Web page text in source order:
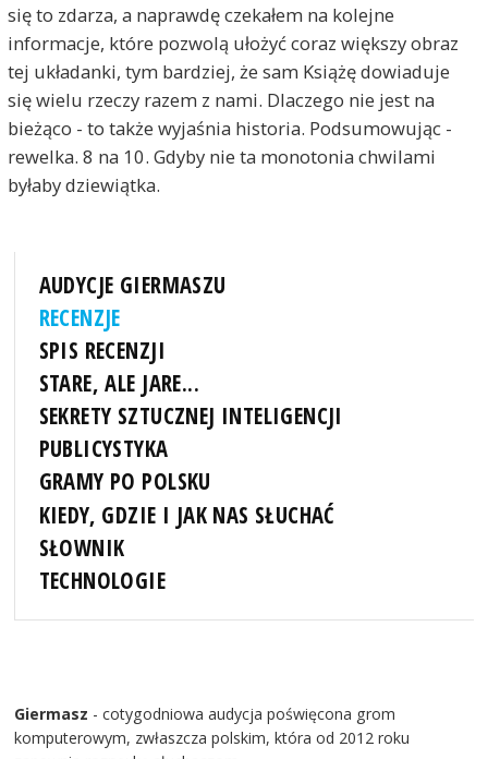
się to zdarza, a naprawdę czekałem na kolejne
informacje, które pozwolą ułożyć coraz większy obraz
tej układanki, tym bardziej, że sam Książę dowiaduje
się wielu rzeczy razem z nami. Dlaczego nie jest na
bieżąco - to także wyjaśnia historia. Podsumowując -
rewelka. 8 na 10. Gdyby nie ta monotonia chwilami
byłaby dziewiątka.
AUDYCJE GIERMASZU
RECENZJE
SPIS RECENZJI
STARE, ALE JARE...
SEKRETY SZTUCZNEJ INTELIGENCJI
PUBLICYSTYKA
GRAMY PO POLSKU
KIEDY, GDZIE I JAK NAS SŁUCHAĆ
SŁOWNIK
TECHNOLOGIE
Giermasz - cotygodniowa audycja poświęcona grom
komputerowym, zwłaszcza polskim, która od 2012 roku